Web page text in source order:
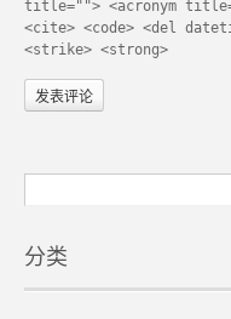
title=""> <acronym
<cite> <code> <del
<strike> <strong>
分类